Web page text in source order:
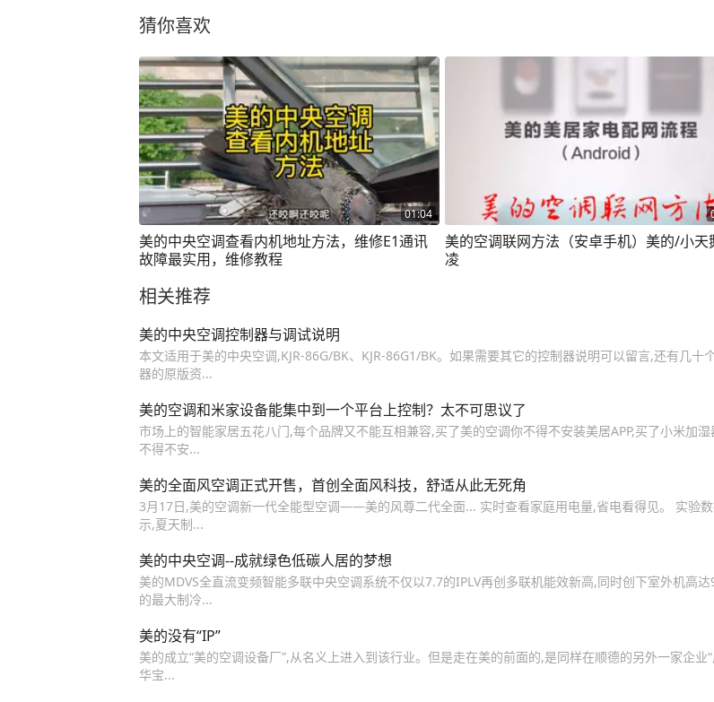
猜你喜欢
01:04
美的中央空调查看内机地址方法，维修E1通讯
故障最实用，维修教程
美的空调联网方法（安卓手机）美的/小天
凌
相关推荐
美的中央空调控制器与调试说明
本文适用于美的中央空调,KJR-86G/BK、KJR-86G1/BK。如果需要其它的控制器说明可以留言,还有几十
器的原版资...
美的空调和米家设备能集中到一个平台上控制？太不可思议了
市场上的智能家居五花八门,每个品牌又不能互相兼容,买了美的空调你不得不安装美居APP,买了小米加湿
不得不安...
美的全面风空调正式开售，首创全面风科技，舒适从此无死角
3月17日,美的空调新一代全能型空调——美的风尊二代全面... 实时查看家庭用电量,省电看得见。 实验
示,夏天制...
美的中央空调--成就绿色低碳人居的梦想
美的MDVS全直流变频智能多联中央空调系统不仅以7.7的IPLV再创多联机能效新高,同时创下室外机高达
的最大制冷...
美的没有“IP”
美的成立“美的空调设备厂”,从名义上进入到该行业。但是走在美的前面的,是同样在顺德的另外一家企业
华宝...